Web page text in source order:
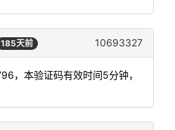
185天前 10693327
，本验证码有效时间5分钟，